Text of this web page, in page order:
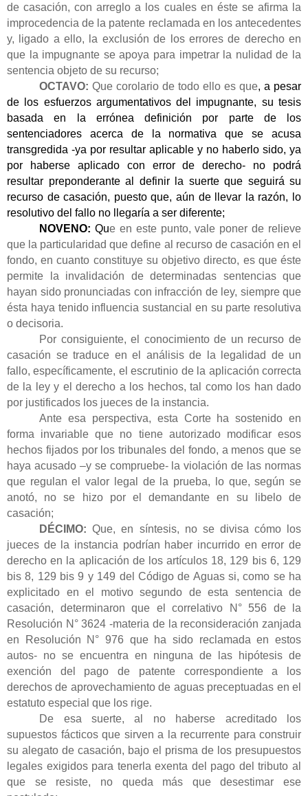
de casación, con arreglo a los cuales en éste se afirma la
improcedencia de la patente reclamada en los antecedentes
y, ligado a ello, la exclusión de los errores de derecho en
que la impugnante se apoya para impetrar la nulidad de la
sentencia objeto de su recurso;
OCTAVO:Que corolario de todo ello es que, a pesar
de los esfuerzos argumentativos del impugnante, su tesis
basada en la errónea definición por parte de los
sentenciadores acerca de la normativa que se acusa
transgredida -ya por resultar aplicable y no haberlo sido, ya
por haberse aplicado con error de derecho- no podrá
resultar preponderante al definir la suerte que seguirá su
recurso de casación, puesto que, aún de llevar la razón, lo
resolutivo del fallo no llegaría a ser diferente;
NOVENO:Que en este punto, vale poner de relieve
que la particularidad que define al recurso de casación en el
fondo, en cuanto constituye su objetivo directo, es que éste
permite la invalidación de determinadas sentencias que
hayan sido pronunciadas con infracción de ley, siempre que
ésta haya tenido influencia sustancial en su parte resolutiva
o decisoria.
Por consiguiente, el conocimiento de un recurso de
casación se traduce en el análisis de la legalidad de un
fallo, específicamente, el escrutinio de la aplicación correcta
de la ley y el derecho a los hechos, tal como los han dado
por justificados los jueces de la instancia.
Ante esa perspectiva, esta Corte ha sostenido en
forma invariable que no tiene autorizado modificar esos
hechos fijados por los tribunales del fondo, a menos que se
haya acusado –y se compruebe- la violación de las normas
que regulan el valor legal de la prueba, lo que, según se
anotó, no se hizo por el demandante en su libelo de
casación;
DÉCIMO: Que, en síntesis, no se divisa cómo los
jueces de la instancia podrían haber incurrido en error de
derecho en la aplicación de los artículos 18, 129 bis 6, 129
bis 8, 129 bis 9 y 149 del Código de Aguas si, como se ha
explicitado en el motivo segundo de esta sentencia de
casación, determinaron que el correlativo N° 556 de la
Resolución N° 3624 -materia de la reconsideración zanjada
en Resolución N° 976 que ha sido reclamada en estos
autos- no se encuentra en ninguna de las hipótesis de
exención del pago de patente correspondiente a los
derechos de aprovechamiento de aguas preceptuadas en el
estatuto especial que los rige.
De esa suerte, al no haberse acreditado los
supuestos fácticos que sirven a la recurrente para construir
su alegato de casación, bajo el prisma de los presupuestos
legales exigidos para tenerla exenta del pago del tributo al
que se resiste, no queda más que desestimar ese